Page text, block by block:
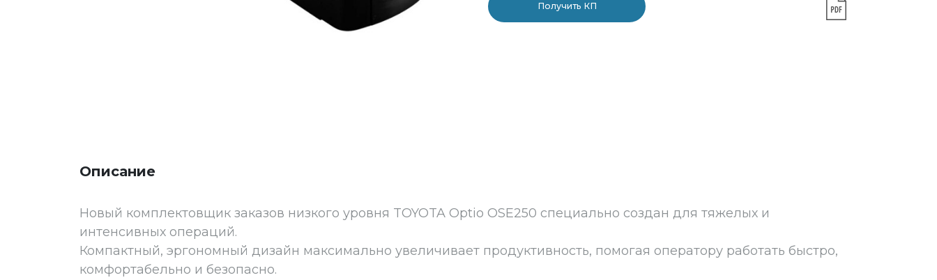
Получить КП
Описание
Новый комплектовщик заказов низкого уровня TOYOTA Optio OSE250 специально создан для тяжелых и
интенсивных операций.
Компактный, эргономный дизайн максимально увеличивает продуктивность, помогая оператору работать быстро,
комфортабельно и безопасно.